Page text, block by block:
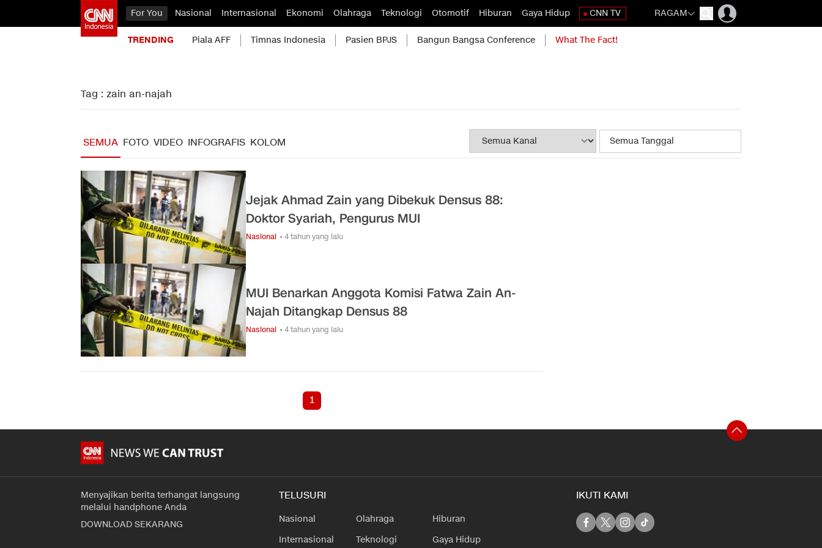
For You Nasional Internasional Ekonomi Olahraga Teknologi Otomotif Hiburan Gaya Hidup CNN TV RAGAM
TRENDING Piala AFF Timnas Indonesia Pasien BPJS Bangun Bangsa Conference What The Fact!
Tag : zain an-najah
SEMUA FOTO VIDEO INFOGRAFIS KOLOM
Jejak Ahmad Zain yang Dibekuk Densus 88:
Doktor Syariah, Pengurus MUI
Nasional • 4 tahun yang lalu
MUI Benarkan Anggota Komisi Fatwa Zain An-
Najah Ditangkap Densus 88
Nasional • 4 tahun yang lalu
1
Menyajikan berita terhangat langsung
melalui handphone Anda
DOWNLOAD SEKARANG
TELUSURI
Nasional
Internasional
Olahraga
Teknologi
Hiburan
Gaya Hidup
IKUTI KAMI